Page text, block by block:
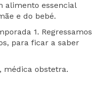
alimento essencial
e do bebé.
1. Regressamos
para ficar a saber
médica obstetra.